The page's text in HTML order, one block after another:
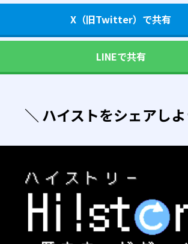
X（旧Twitter）で共有
LINEで共有
＼ ハイストをシェアし